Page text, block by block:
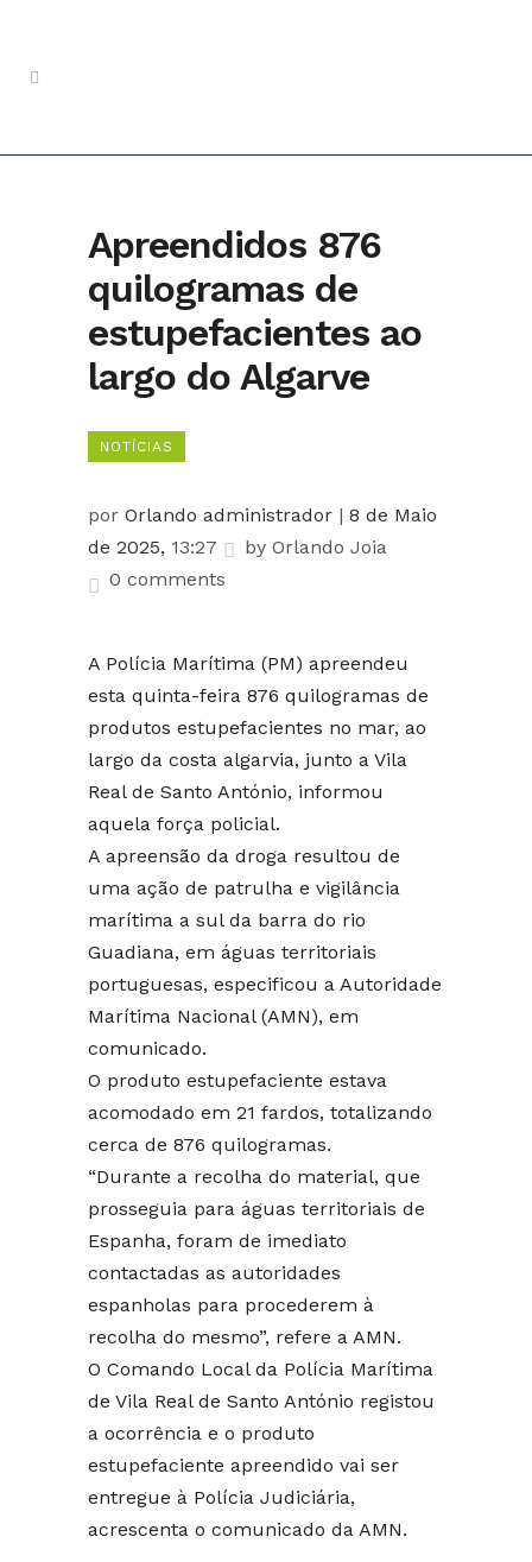
Apreendidos 876
quilogramas de
estupefacientes ao
largo do Algarve
NOTÍCIAS
por Orlando administrador | 8 de Maio
de 2025, 13:27 by Orlando Joia
0 comments
A Polícia Marítima (PM) apreendeu
esta quinta-feira 876 quilogramas de
produtos estupefacientes no mar, ao
largo da costa algarvia, junto a Vila
Real de Santo António, informou
aquela força policial.
A apreensão da droga resultou de
uma ação de patrulha e vigilância
marítima a sul da barra do rio
Guadiana, em águas territoriais
portuguesas, especificou a Autoridade
Marítima Nacional (AMN), em
comunicado.
O produto estupefaciente estava
acomodado em 21 fardos, totalizando
cerca de 876 quilogramas.
“Durante a recolha do material, que
prosseguia para águas territoriais de
Espanha, foram de imediato
contactadas as autoridades
espanholas para procederem à
recolha do mesmo”, refere a AMN.
O Comando Local da Polícia Marítima
de Vila Real de Santo António registou
a ocorrência e o produto
estupefaciente apreendido vai ser
entregue à Polícia Judiciária,
acrescenta o comunicado da AMN.